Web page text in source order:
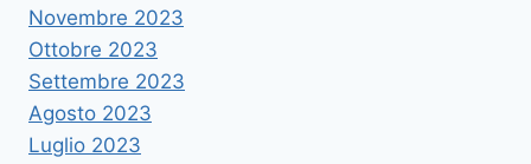
Novembre 2023
Ottobre 2023
Settembre 2023
Agosto 2023
Luglio 2023